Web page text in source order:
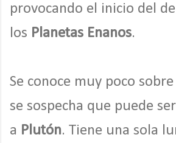
provocando el inicio del
los Planetas Enanos.
Se conoce muy poco sobre
se sospecha que puede
a Plutón. Tiene una sola